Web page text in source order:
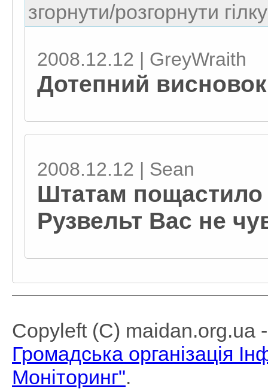
згорнути/розгорнути
2008.12.12 | GreyWraith
Дотепний
2008.12.12 | Sean
Штатам пощастило
Рузвельт Вас не
Copyleft (C) maidan.org.ua
Громадська організація
Моніторинг".